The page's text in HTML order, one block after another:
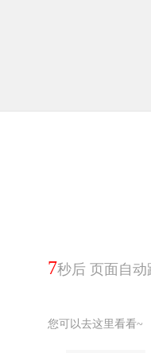
7秒后 页面自动
您可以去这里看看~